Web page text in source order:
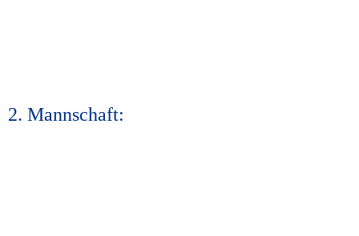
2. Mannschaft: